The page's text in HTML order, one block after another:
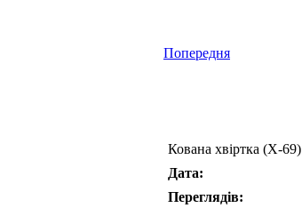
Попередня
Кована хвіртка (Х-69)
Дата:
Переглядів: